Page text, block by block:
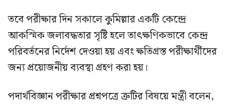
তবে পরীক্ষার দিন সকালে কুমিল্লার একটি কেন্দ্রে
আকস্মিক জলাবদ্ধতার সৃষ্টি হলে তাৎক্ষণিকভাবে কেন্দ্র
পরিবর্তনের নির্দেশ দেওয়া হয় এবং ক্ষতিগ্রস্ত পরীক্ষার্থীদের
জন্য প্রয়োজনীয় ব্যবস্থা গ্রহণ করা হয়।
পদার্থবিজ্ঞান পরীক্ষার প্রশ্নপত্রে ত্রুটির বিষয়ে মন্ত্রী বলেন,